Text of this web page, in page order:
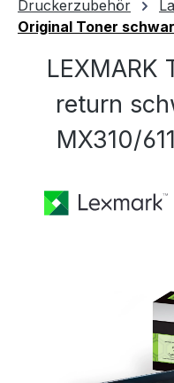
Druckerzubehör
Original Toner
LEXMARK
return
MX310/